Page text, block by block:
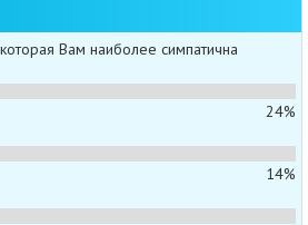
Вам наиболее симпатична
24%
14%